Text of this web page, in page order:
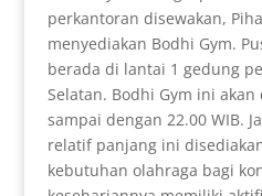
perkantoran disewakan,
menyediakan Bodhi Gym.
berada di lantai 1 gedung
Selatan. Bodhi Gym ini
sampai dengan 22.00 WIB.
relatif panjang ini
kebutuhan olahraga bagi